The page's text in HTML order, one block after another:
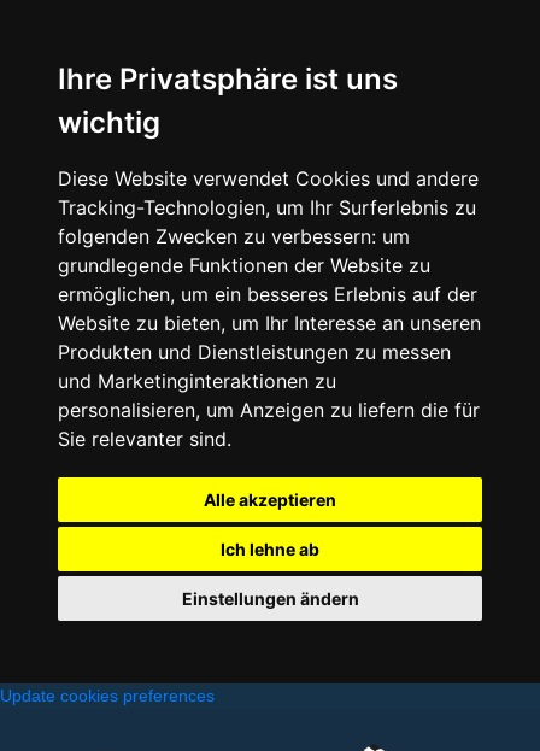
Ihre Privatsphäre ist uns
wichtig
Diese Website verwendet Cookies und andere
Tracking-Technologien, um Ihr Surferlebnis zu
folgenden Zwecken zu verbessern: um
grundlegende Funktionen der Website zu
ermöglichen, um ein besseres Erlebnis auf der
Website zu bieten, um Ihr Interesse an unseren
Produkten und Dienstleistungen zu messen
und Marketinginteraktionen zu
personalisieren, um Anzeigen zu liefern die für
Sie relevanter sind.
Alle akzeptieren
Ich lehne ab
Einstellungen ändern
Update cookies preferences